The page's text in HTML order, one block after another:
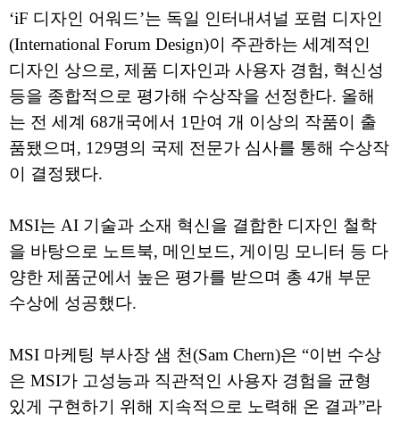
‘iF 디자인 어워드’는 독일 인터내셔널 포럼 디자인
(International Forum Design)이 주관하는 세계적인
디자인 상으로, 제품 디자인과 사용자 경험, 혁신성
등을 종합적으로 평가해 수상작을 선정한다. 올해
는 전 세계 68개국에서 1만여 개 이상의 작품이 출
품됐으며, 129명의 국제 전문가 심사를 통해 수상작
이 결정됐다.
MSI는 AI 기술과 소재 혁신을 결합한 디자인 철학
을 바탕으로 노트북, 메인보드, 게이밍 모니터 등 다
양한 제품군에서 높은 평가를 받으며 총 4개 부문
수상에 성공했다.
MSI 마케팅 부사장 샘 천(Sam Chern)은 “이번 수상
은 MSI가 고성능과 직관적인 사용자 경험을 균형
있게 구현하기 위해 지속적으로 노력해 온 결과”라